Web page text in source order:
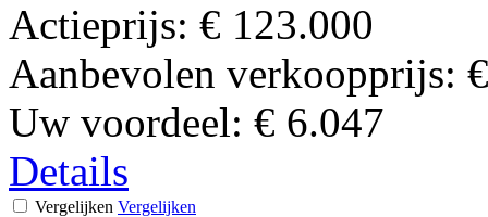
Actieprijs: € 123.000
Aanbevolen verkoopprijs:
Uw voordeel: € 6.047
Details
Vergelijken Vergelijken